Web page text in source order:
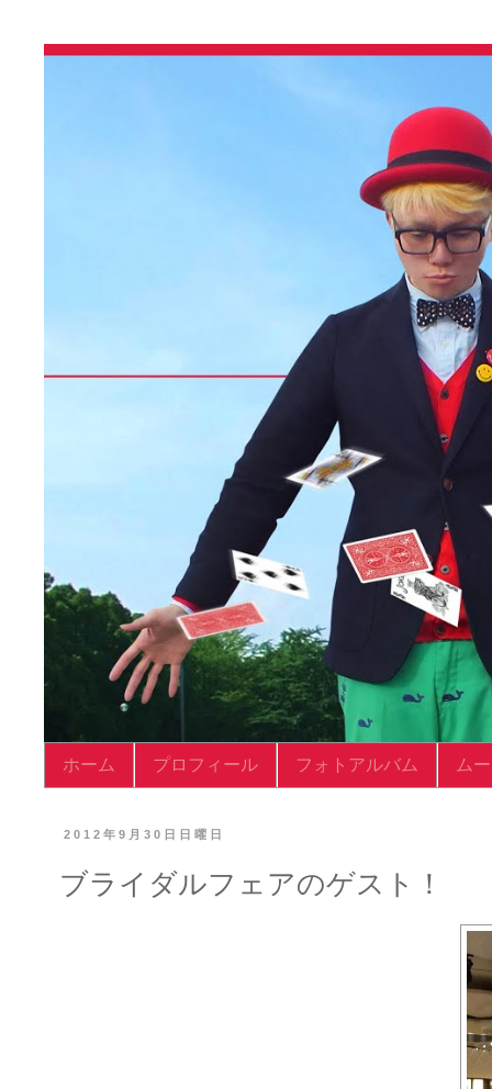
ホーム プロフィール フォトアルバム ム
2012年9月30日日曜日
ブライダルフェアのゲスト！